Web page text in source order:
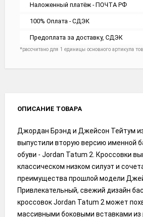
Наложенный платёж - ПОЧТА РФ
100% Оплата - СДЭК
Предоплата за доставку, СДЭК
*рассчитано для 1 единицы основного артикула
ОПИСАНИЕ ТОВАРА
Джордан Брэнд и Джейсон Тейтум
выпустили вторую версию именной
обуви - Jordan Tatum 2. Кроссовки
классическом низком силуэт и
преимущества прошлой модели
Привлекательный, свежий дизайн
кроссовок Jordan Tatum 2 может
массивными боковыми вставками из